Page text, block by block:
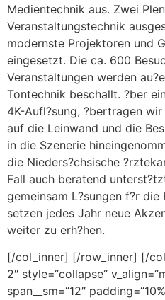
Medientechnik aus. Zwei
Veranstaltungstechnik
modernste Projektoren und
eingesetzt. Die ca. 600
Veranstaltungen werden
Tontechnik beschallt. ?ber
4K-Aufl?sung, ?bertragen
auf die Leinwand und die
in die Szenerie
die Nieders?chsische
Fall auch beratend
gemeinsam L?sungen f?r
setzen jedes Jahr neue
weiter zu erh?hen.
[/col_inner] [/row_inner] [/
2″ style=“collapse“
span__sm=“12″